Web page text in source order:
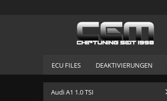
ECU FILES DEAKTIVIERUNGEN
Audi A1 1.0 TSI